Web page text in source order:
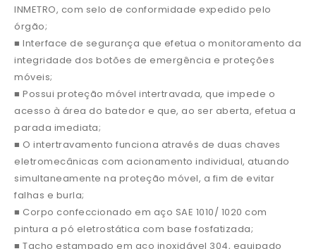
INMETRO, com selo de conformidade expedido pelo
órgão;
■ Interface de segurança que efetua o monitoramento da
integridade dos botões de emergência e proteções
móveis;
■ Possui proteção móvel intertravada, que impede o
acesso à área do batedor e que, ao ser aberta, efetua a
parada imediata;
■ O intertravamento funciona através de duas chaves
eletromecânicas com acionamento individual, atuando
simultaneamente na proteção móvel, a fim de evitar
falhas e burla;
■ Corpo confeccionado em aço SAE 1010/ 1020 com
pintura a pó eletrostática com base fosfatizada;
■ Tacho estampado em aço inoxidável 304, equipado